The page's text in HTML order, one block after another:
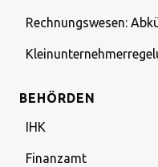
Rechnungswesen:
BEHÖRDEN
IHK
Finanzamt